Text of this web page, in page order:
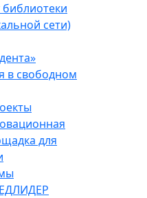
сети)
в свободном
для